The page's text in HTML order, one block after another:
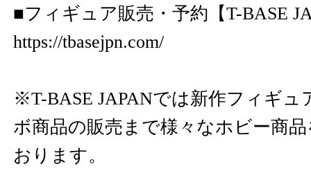
■フィギュア販売・予約【T-BASE
https://tbasejpn.com/
※T-BASE JAPANでは新作フィギュ
ボ商品の販売まで様々なホビー商
おります。